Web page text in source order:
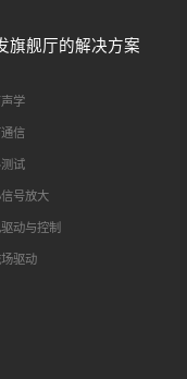
旗舰厅的解决方案
学
信
试
号放大
驱动与控制
场驱动